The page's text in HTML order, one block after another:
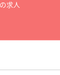
求人